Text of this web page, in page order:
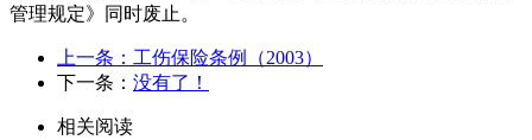
管理规定》同时废止。
上一条：工伤保险条例（2003）
下一条： 没有了！
相关阅读